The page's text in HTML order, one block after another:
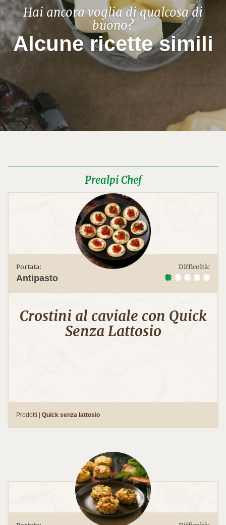
Hai ancora voglia di qualcosa di
buono?
Alcune ricette simili
Prealpi Chef
Portata:
Antipasto
Difficoltà:
Crostini al caviale con Quick
Senza Lattosio
Prodotti | Quick senza lattosio